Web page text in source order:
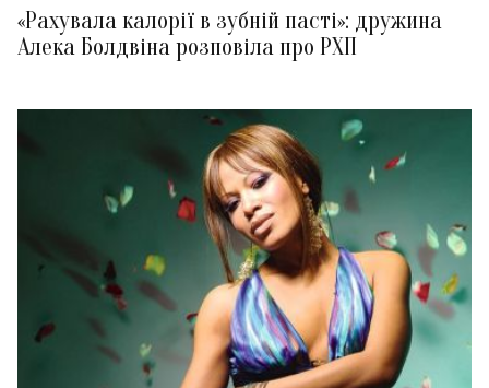
«Рахувала калорії в зубній пасті»: дружина
Алека Болдвіна розповіла про РХП